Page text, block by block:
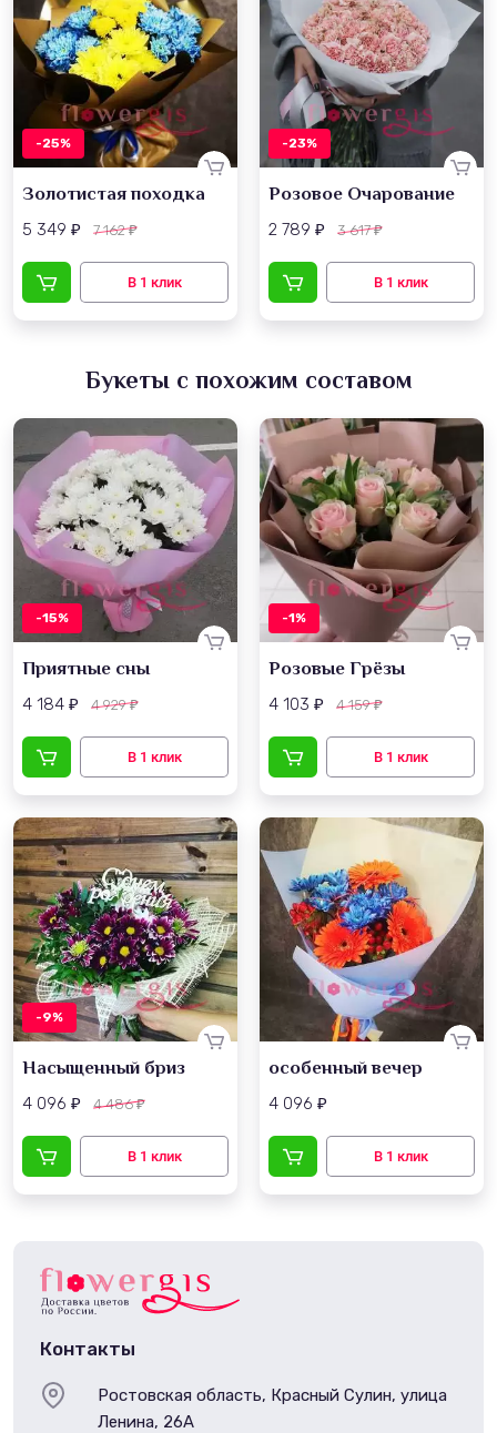
-25%
Золотистая походка
5 349 ₽ 7 162₽
-23%
Розовое Очарование
2 789 ₽ 3 617₽
Букеты с похожим составом
-15%
Приятные сны
4 184 ₽ 4 929₽
-1%
Розовые Грёзы
4 103 ₽ 4 159₽
-9%
Насыщенный бриз
4 096 ₽ 4 486₽
особенный вечер
4 096 ₽
Контакты
Ростовская область, Красный Сулин, улица
Ленина, 26А